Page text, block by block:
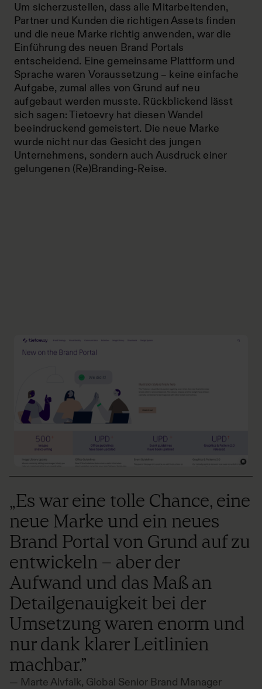
Um sicherzustellen, dass alle Mitarbeitenden,
Partner und Kunden die richtigen Assets finden
und die neue Marke richtig anwenden, war die
Einführung des neuen Brand Portals
entscheidend. Eine gemeinsame Plattform und
Sprache waren Voraussetzung – keine einfache
Aufgabe, zumal alles von Grund auf neu
aufgebaut werden musste. Rückblickend lässt
sich sagen: Tietoevry hat diesen Wandel
beeindruckend gemeistert. Die neue Marke
wurde nicht nur das Gesicht des jungen
Unternehmens, sondern auch Ausdruck einer
gelungenen (Re)Branding-Reise.
„Es war eine tolle Chance, eine
neue Marke und ein neues
Brand Portal von Grund auf zu
entwickeln – aber der
Aufwand und das Maß an
Detailgenauigkeit bei der
Umsetzung waren enorm und
nur dank klarer Leitlinien
machbar.”
— Marte Alvfalk, Global Senior Brand Manager